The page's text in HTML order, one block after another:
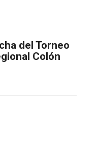
del Torneo
Colón